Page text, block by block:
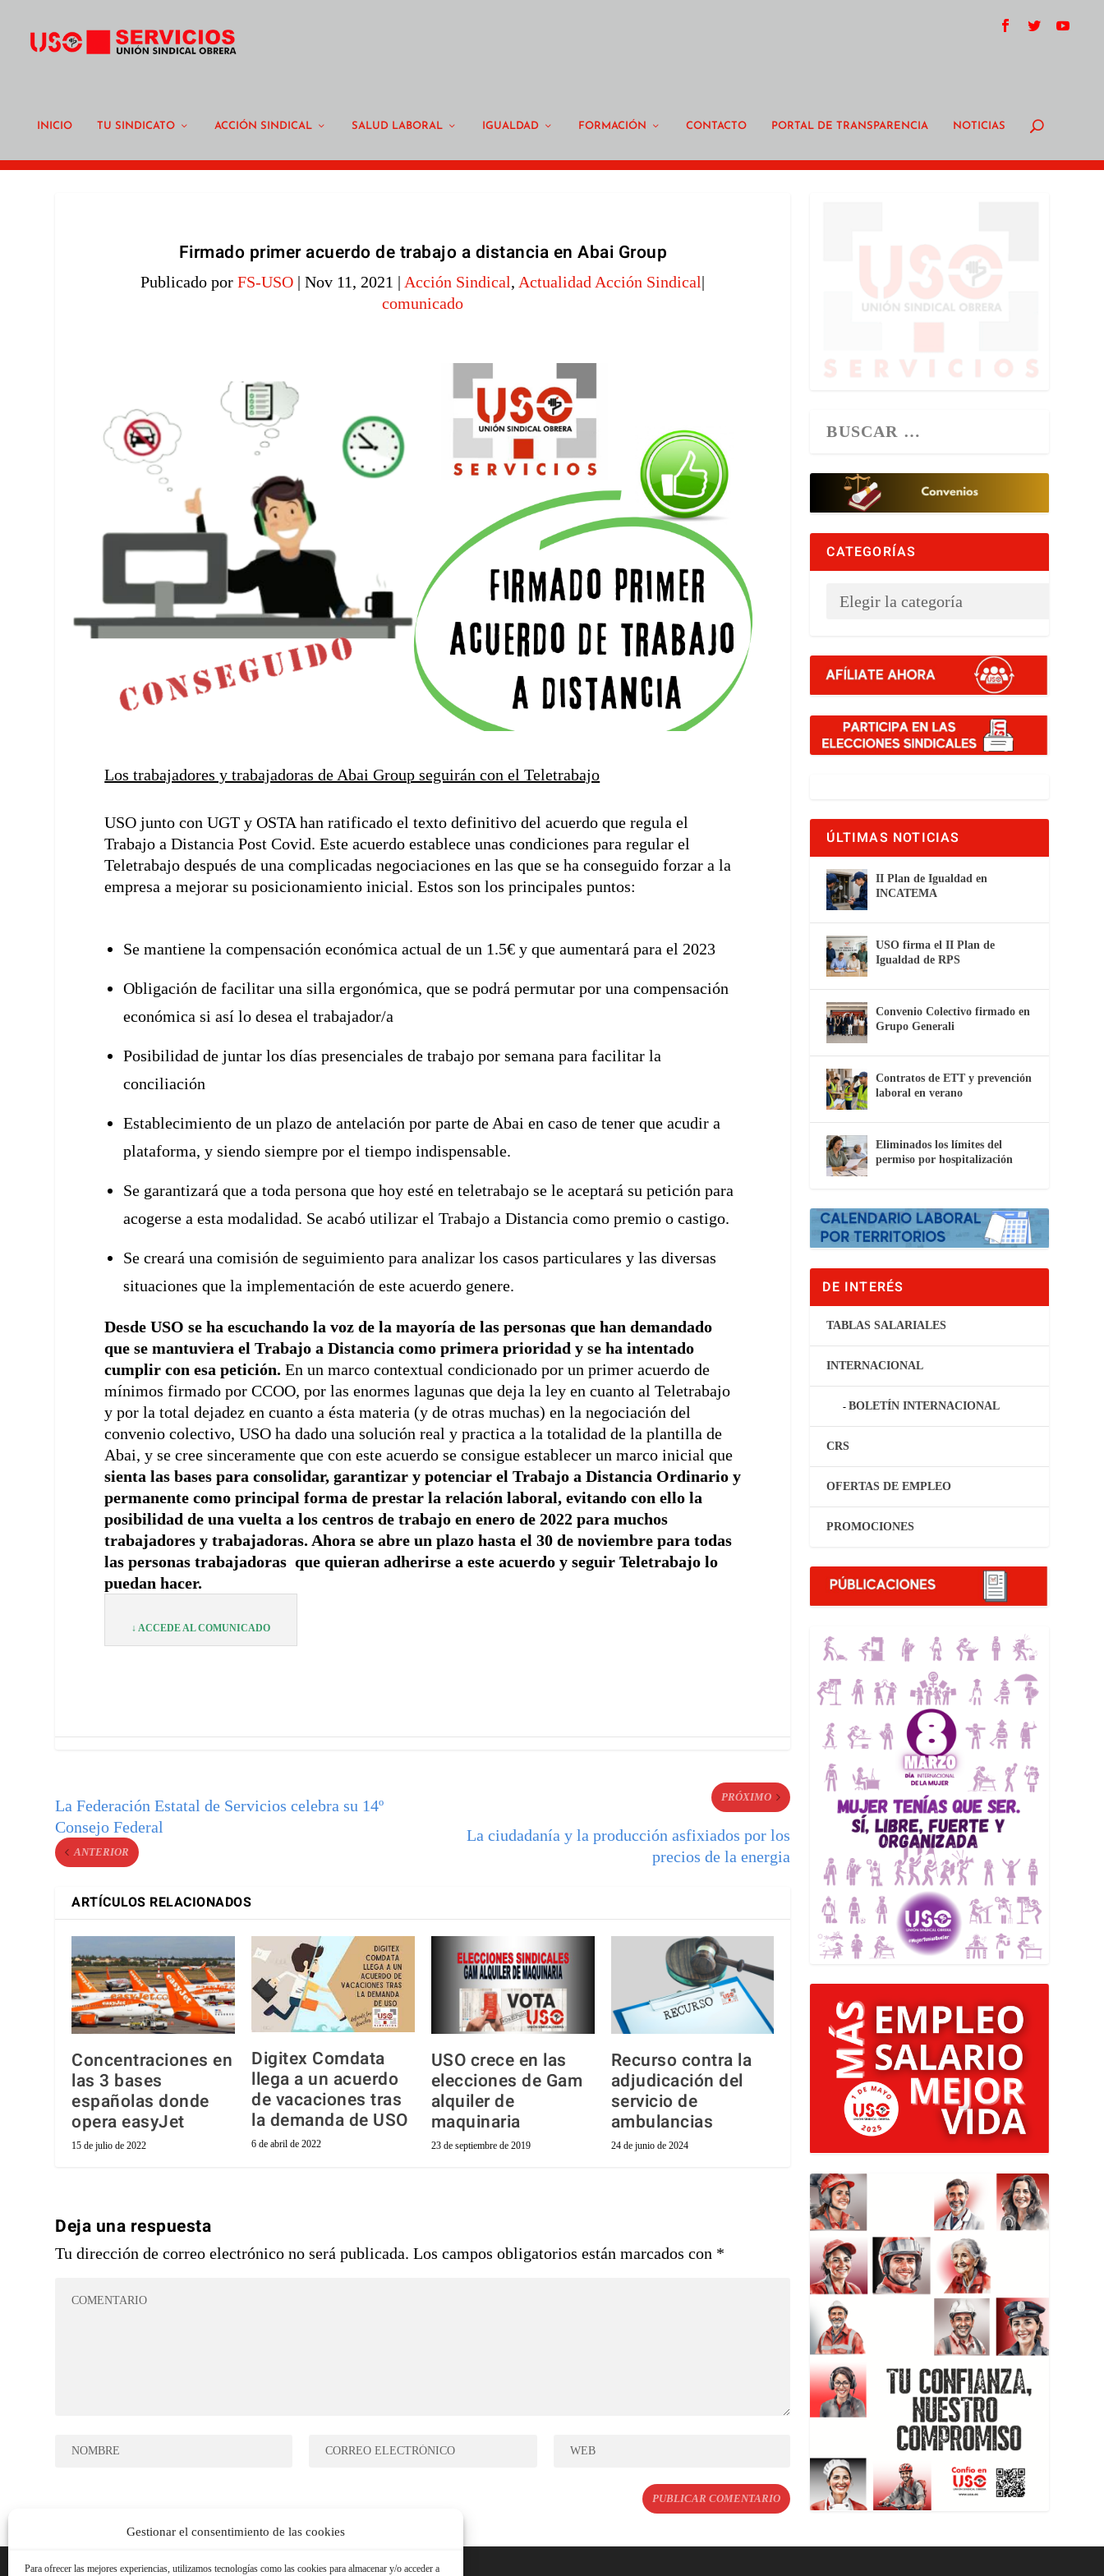
Gestionar el consentimiento de las cookies
Para ofrecer las mejores experiencias, utilizamos tecnologías como las cookies para almacenar y/o acceder a
INICIO TU SINDICATO ACCIÓN SINDICAL SALUD LABORAL IGUALDAD FORMACIÓN CONTACTO PORTAL DE TRANSPARENCIA NOTICIAS
Firmado primer acuerdo de trabajo a distancia en Abai Group
Publicado porFS-USO |Nov 11, 2021 | Acción Sindical, Actualidad Acción Sindical|
comunicado
Los trabajadores y trabajadoras de Abai Group seguirán con el Teletrabajo
USO junto con UGT y OSTA han ratificado el texto definitivo del acuerdo que regula el
Trabajo a Distancia Post Covid. Este acuerdo establece unas condiciones para regular el
Teletrabajo después de una complicadas negociaciones en las que se ha conseguido forzar a la
empresa a mejorar su posicionamiento inicial. Estos son los principales puntos:
Se mantiene la compensación económica actual de un 1.5€ y que aumentará para el 2023
Obligación de facilitar una silla ergonómica, que se podrá permutar por una compensación
económica si así lo desea el trabajador/a
Posibilidad de juntar los días presenciales de trabajo por semana para facilitar la
conciliación
Establecimiento de un plazo de antelación por parte de Abai en caso de tener que acudir a
plataforma, y siendo siempre por el tiempo indispensable.
Se garantizará que a toda persona que hoy esté en teletrabajo se le aceptará su petición para
acogerse a esta modalidad. Se acabó utilizar el Trabajo a Distancia como premio o castigo.
Se creará una comisión de seguimiento para analizar los casos particulares y las diversas
situaciones que la implementación de este acuerdo genere.
DesdeUSO se haescuchando la voz de la mayoría de las personas que han demandado
que se mantuviera el Trabajo a Distancia como primera prioridad y se ha intentado
cumplir con esa petición.En un marco contextual condicionado por un primer acuerdo de
mínimos firmado por CCOO, por las enormes lagunas que deja la ley en cuanto al Teletrabajo
y por la total dejadez en cuanto a ésta materia (y de otras muchas) en la negociación del
convenio colectivo, USO ha dado una solución real y practica a la totalidad de la plantilla de
Abai, y se cree sinceramente que con este acuerdo se consigue establecer un marco inicial que
sienta las bases para consolidar, garantizar y potenciar el Trabajo a Distancia Ordinario y
permanente como principal forma de prestar la relación laboral, evitando con ello la
posibilidad de una vuelta a los centros de trabajo en enero de 2022 para muchos
trabajadores y trabajadoras. Ahora se abre un plazo hasta el 30 de noviembre para todas
las personas trabajadoras que quieran adherirse a este acuerdo y seguir Teletrabajo lo
puedan hacer.
↓ ACCEDE AL COMUNICADO
La Federación Estatal de Servicios celebra su 14º
Consejo Federal
ANTERIOR
PRÓXIMO
La ciudadanía y la producción asfixiados por los
precios de la energia
ARTÍCULOS RELACIONADOS
Concentraciones en
las 3 bases
españolas donde
opera easyJet
15 de julio de 2022
Digitex Comdata
llega a un acuerdo
de vacaciones tras
la demanda de USO
6 de abril de 2022
USO crece en las
elecciones de Gam
alquiler de
maquinaria
23 de septiembre de 2019
Recurso contra la
adjudicación del
servicio de
ambulancias
24 de junio de 2024
Deja una respuesta
Tu dirección de correo electrónico no será publicada. Los campos obligatorios están marcados con *
CATEGORÍAS
ÚLTIMAS NOTICIAS
II Plan de Igualdad en
INCATEMA
USO firma el II Plan de
Igualdad de RPS
Convenio Colectivo firmado en
Grupo Generali
Contratos de ETT y prevención
laboral en verano
Eliminados los límites del
permiso por hospitalización
DE INTERÉS
TABLAS SALARIALES
INTERNACIONAL
BOLETÍN INTERNACIONAL
CRS
OFERTAS DE EMPLEO
PROMOCIONES